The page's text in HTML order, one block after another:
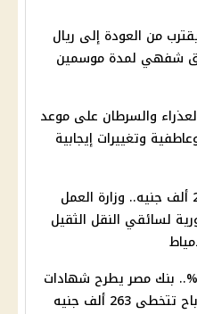
من العودة إلى ريال
شفهي لمدة موسمين
والسرطان على موعد
وتغييرات إيجابية
مرتبات تصل لـ25 ألف جنيه.. وزارة العمل
لسائقي النقل الثقيل
بعائد يصل لـ22%.. بنك مصر يطرح شهادات
263 ألف جنيه